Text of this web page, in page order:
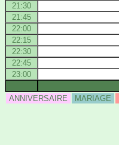
21:30
21:45
22:00
22:15
22:30
22:45
23:00
ANNIVERSAIRE
MARIAGE